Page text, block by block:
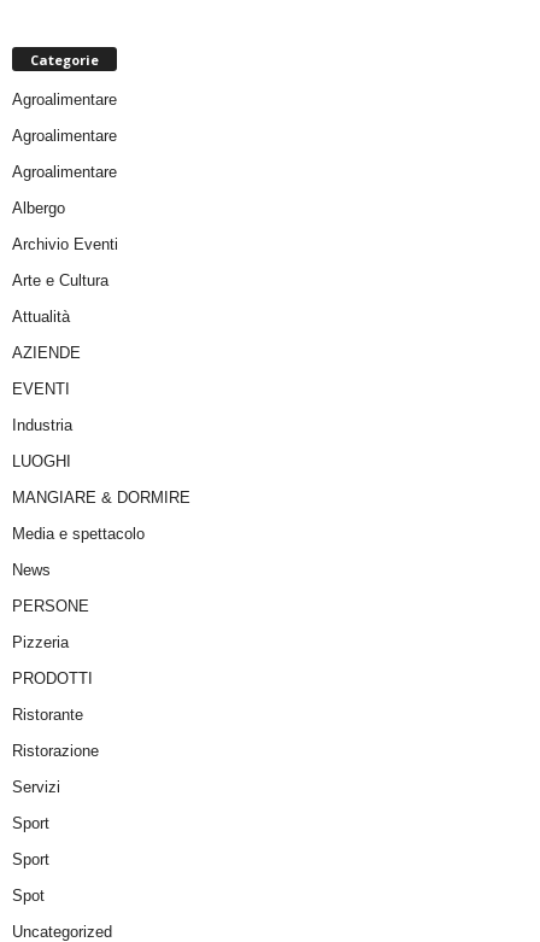
Categorie
Agroalimentare
Agroalimentare
Agroalimentare
Albergo
Archivio Eventi
Arte e Cultura
Attualità
AZIENDE
EVENTI
Industria
LUOGHI
MANGIARE & DORMIRE
Media e spettacolo
News
PERSONE
Pizzeria
PRODOTTI
Ristorante
Ristorazione
Servizi
Sport
Sport
Spot
Uncategorized